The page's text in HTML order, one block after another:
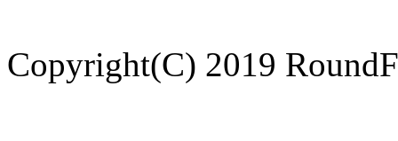
Copyright(C) 2019